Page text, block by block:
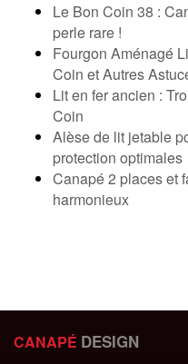
Le Bon Coin 38 :
perle rare !
Fourgon Aménagé
Coin et Autres
Lit en fer ancien :
Coin
Alèse de lit jetable
protection optimales
Canapé 2 places et
harmonieux
CANAPÉ DESIGN